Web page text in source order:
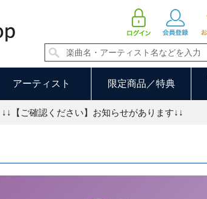
アーティスト 限定商品／特典
↓↓【ご確認ください】お知らせがあります↓↓